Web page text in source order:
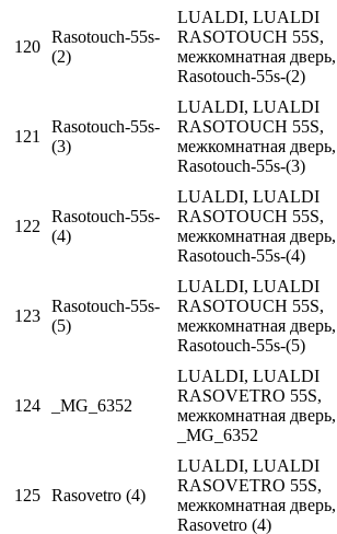
120
Rasotouch-55s-
(2)
LUALDI, LUALDI
RASOTOUCH 55S,
межкомнатная дверь,
Rasotouch-55s-(2)
121
Rasotouch-55s-
(3)
LUALDI, LUALDI
RASOTOUCH 55S,
межкомнатная дверь,
Rasotouch-55s-(3)
122
Rasotouch-55s-
(4)
LUALDI, LUALDI
RASOTOUCH 55S,
межкомнатная дверь,
Rasotouch-55s-(4)
123
Rasotouch-55s-
(5)
LUALDI, LUALDI
RASOTOUCH 55S,
межкомнатная дверь,
Rasotouch-55s-(5)
124 _MG_6352
LUALDI, LUALDI
RASOVETRO 55S,
межкомнатная дверь,
_MG_6352
125 Rasovetro (4)
LUALDI, LUALDI
RASOVETRO 55S,
межкомнатная дверь,
Rasovetro (4)